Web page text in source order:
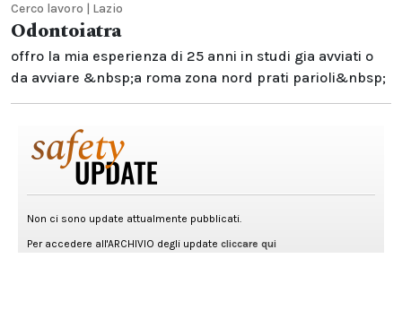
Cerco lavoro | Lazio
Odontoiatra
offro la mia esperienza di 25 anni in studi gia avviati o
da avviare &nbsp;a roma zona nord prati parioli&nbsp;